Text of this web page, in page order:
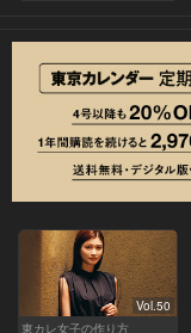
Vol.50
東カレ女子の作り方